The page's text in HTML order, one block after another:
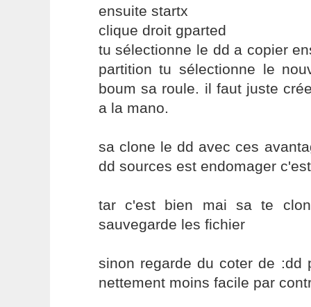
ensuite startx
clique droit gparted
tu sélectionne le dd a copier
partition tu sélectionne le
boum sa roule. il faut juste
a la mano.
sa clone le dd avec ces
dd sources est endomager
tar c'est bien mai sa te
sauvegarde les fichier
sinon regarde du coter de :dd
nettement moins facile par